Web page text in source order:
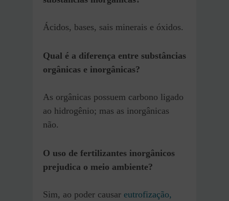
Ácidos, bases, sais minerais e óxidos.
Qual é a diferença entre substâncias
orgânicas e inorgânicas?
As orgânicas possuem carbono ligado
ao hidrogênio; mas as inorgânicas
não.
O uso de fertilizantes inorgânicos
prejudica o meio ambiente?
Sim, ao poder causar eutrofização,